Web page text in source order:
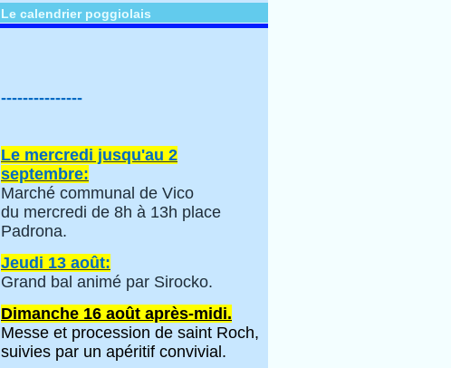
Le calendrier poggiolais
---------------
Le mercredi jusqu'au 2
septembre:
Marché communal de Vico
du mercredi de 8h à 13h place
Padrona.
Jeudi 13 août:
Grand bal animé par Sirocko.
Dimanche 16 août après-midi.
Messe et procession de saint Roch,
suivies par un apéritif convivial.